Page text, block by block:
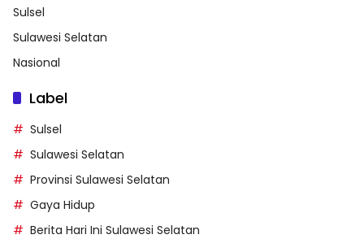
Sulsel
Sulawesi Selatan
Nasional
Label
Sulsel
Sulawesi Selatan
Provinsi Sulawesi Selatan
Gaya Hidup
Berita Hari Ini Sulawesi Selatan